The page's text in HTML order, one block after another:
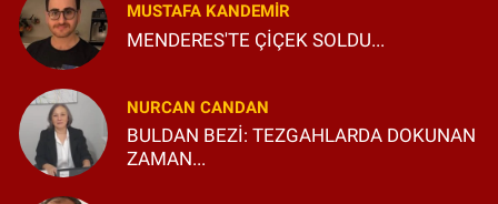
MUSTAFA KANDEMIR
MENDERES'TE ÇİÇEK SOLDU...
NURCAN CANDAN
BULDAN BEZİ: TEZGAHLARDA DOKUNAN
ZAMAN...